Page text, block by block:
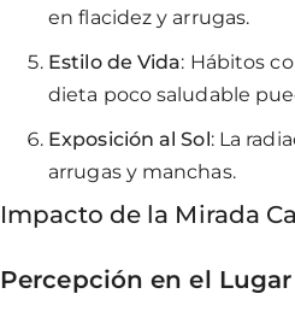
en flacidez y arrugas.
Estilo de Vida: Hábitos
dieta poco saludable
Exposición al Sol: La
arrugas y manchas.
Impacto de la Mirada
Percepción en el